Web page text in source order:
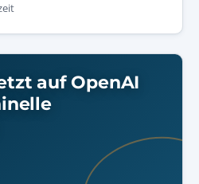
auf OpenAI